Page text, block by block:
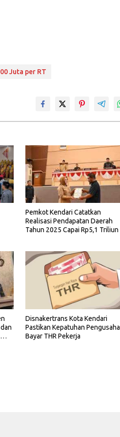
Juta per RT
Pemkot Kendari Catatkan
Realisasi Pendapatan Daerah
Tahun 2025 Capai Rp5,1 Triliun
Disnakertrans Kota Kendari
Pastikan Kepatuhan Pengusaha
Bayar THR Pekerja